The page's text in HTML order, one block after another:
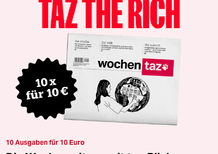
10 Ausgaben für 10 Euro